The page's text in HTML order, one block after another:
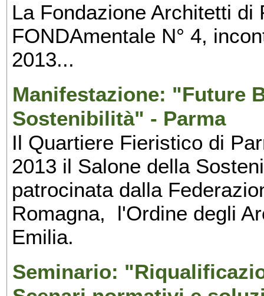
La Fondazione Architetti
FONDAmentale N° 4,
2013...
Manifestazione: "Future
Sostenibilità" - Parma
Il Quartiere Fieristico di
2013 il Salone della
patrocinata dalla
Romagna, l'Ordine degli
Emilia.
Seminario: